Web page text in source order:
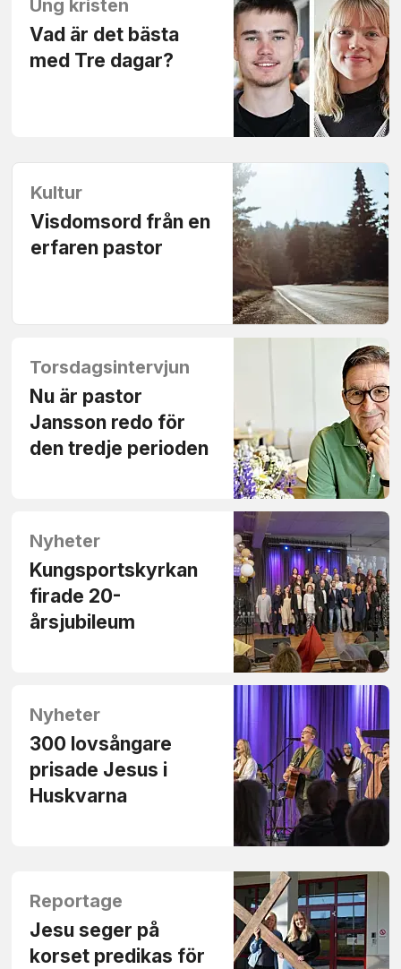
Ung kristen
Vad är det bästa
med Tre dagar?
Kultur
Visdomsord från en
erfaren pastor
Torsdagsintervjun
Nu är pastor
Jansson redo för
den tredje perioden
Nyheter
Kungsportskyrkan
firade 20-
årsjubileum
Nyheter
300 lovsångare
prisade Jesus i
Huskvarna
Reportage
Jesu seger på
korset predikas för